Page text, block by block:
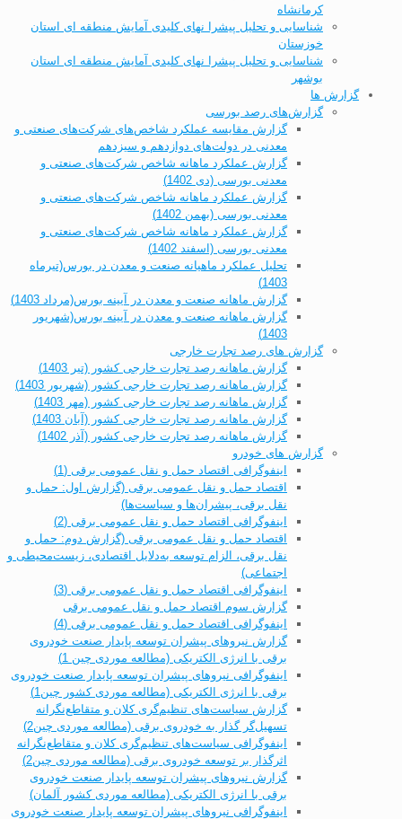
کرمانشاه
شناسایی و تحلیل پیشرا نهای کلیدی آمایش منطقه ای استان
خوزستان
شناسایی و تحلیل پیشرا نهای کلیدی آمایش منطقه ای استان
بوشهر
گزارش ها
گزارش‌های رصد بورسی
گزارش مقایسه عملکرد شاخص‌های شرکت‌های صنعتی و
معدنی در دولت‌های دوازدهم و سیزدهم
گزارش عملکرد ماهانه شاخص شرکت‌های صنعتی و
معدنی بورسی (دی 1402)
گزارش عملکرد ماهانه شاخص شرکت‌های صنعتی و
معدنی بورسی (بهمن 1402)
گزارش عملکرد ماهانه شاخص شرکت‌های صنعتی و
معدنی بورسی (اسفند 1402)
تحلیل عملکرد ماهیانه صنعت و معدن در بورس(تیرماه
1403)
گزارش ماهانه صنعت و معدن در آیینه بورس(مرداد 1403)
گزارش ماهانه صنعت و معدن در آیینه بورس(شهریور
1403)
گزارش های رصد تجارت خارجی
گزارش ماهانه رصد تجارت خارجی کشور (تیر 1403)
گزارش ماهانه رصد تجارت خارجی کشور (شهریور 1403)
گزارش ماهانه رصد تجارت خارجی کشور (مهر 1403)
گزارش ماهانه رصد تجارت خارجی کشور (آبان 1403)
گزارش ماهانه رصد تجارت خارجی کشور (آذر 1402)
گزارش های خودرو
اینفوگرافی اقتصاد حمل و نقل عمومی برقی (1)
اقتصاد حمل و نقل عمومی برقی (گزارش اول: حمل و
نقل برقی، پیشران‌ها و سیاست‌ها)
اینفوگرافی اقتصاد حمل و نقل عمومی برقی (2)
اقتصاد حمل و نقل عمومی برقی (گزارش دوم: حمل و
نقل برقی، الزام توسعه به‌دلایل اقتصادی، زیست‌محیطی و
اجتماعی)
اینفوگرافی اقتصاد حمل و نقل عمومی برقی (3)
گزارش سوم اقتصاد حمل و نقل عمومی برقی
اینفوگرافی اقتصاد حمل و نقل عمومی برقی (4)
گزارش نیروهای پیشران توسعه پایدار صنعت خودروی
برقی با انرژی الکتریکی (مطالعه موردی چین 1)
اینفوگرافی نیروهای پیشران توسعه پایدار صنعت خودروی
برقی با انرژی الکتریکی (مطالعه موردی کشور چین1)
گزارش سیاست‌های تنظیم‌گری کلان و متقاطع‌نگرانه
تسهیل‌گر گذار به خودروی برقی (مطالعه موردی چین2)
اینفوگرافی سیاست‌های تنظیم‌گری کلان و متقاطع‌نگرانه
اثرگذار بر توسعه خودروی برقی (مطالعه موردی چین2)
گزارش نیروهای پیشران توسعه پایدار صنعت خودروی
برقی با انرژی الکتریکی (مطالعه موردی کشور آلمان)
اینفوگرافی نیروهای پیشران توسعه پایدار صنعت خودروی